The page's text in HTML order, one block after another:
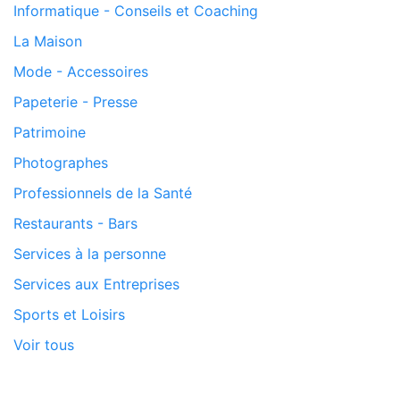
Informatique - Conseils et Coaching
La Maison
Mode - Accessoires
Papeterie - Presse
Patrimoine
Photographes
Professionnels de la Santé
Restaurants - Bars
Services à la personne
Services aux Entreprises
Sports et Loisirs
Voir tous